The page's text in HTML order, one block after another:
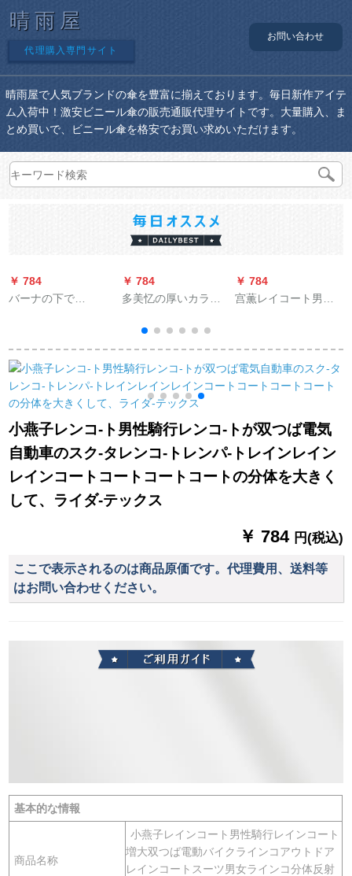
晴雨屋
代理購入専門サイト
お問い合わせ
晴雨屋で人気ブランドの傘を豊富に揃えております。毎日新作アイテ
ム入荷中！激安ビニール傘の販売通販代理サイトです。大量購入、ま
とめ買いで、ビニール傘を格安でお買い求めいただけます。
￥ 784
バーナの下で
りたたみた傘晴雨兼
用ミニ三つ折り二重
の黒傘浜梨椿
￥ 784
多美忆の厚いカラー
布の帆のPVC防水の
雨幌の布のトラック
の日よけの雨よけの
雨よけの布の10メト
ル*12メトル*12メト
ルトル
￥ 784
宫薫レイコート男女
明帯防水屋外非一次
性加厚エバーポーチ
小燕子レンコ-ト男性騎行レンコ-トが双つば電気
自動車のスク-タレンコ-トレンパ-トレインレイン
レインコートコートコートコートの分体を大きく
して、ライダ-テックス
￥ 784 円(税込)
ここで表示されるのは商品原価です。代理費用、送料等
はお問い合わせください。
基本的な情報
商品名称
小燕子レインコート男性騎行レインコート
増大双つば電動バイクラインコアウトドア
レインコートスーツ男女ラインコ分体反射